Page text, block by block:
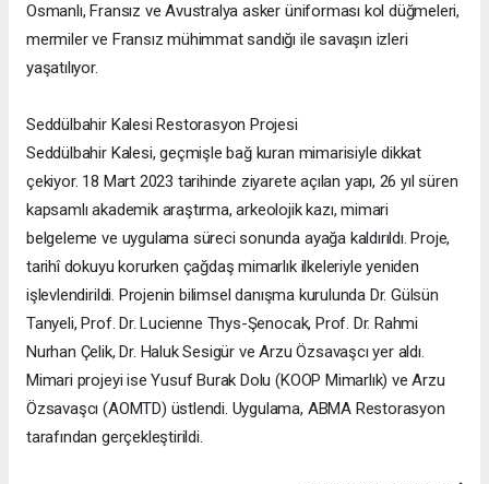
Osmanlı, Fransız ve Avustralya asker üniforması kol düğmeleri,
mermiler ve Fransız mühimmat sandığı ile savaşın izleri
yaşatılıyor.
Seddülbahir Kalesi Restorasyon Projesi
Seddülbahir Kalesi, geçmişle bağ kuran mimarisiyle dikkat
çekiyor. 18 Mart 2023 tarihinde ziyarete açılan yapı, 26 yıl süren
kapsamlı akademik araştırma, arkeolojik kazı, mimari
belgeleme ve uygulama süreci sonunda ayağa kaldırıldı. Proje,
tarihî dokuyu korurken çağdaş mimarlık ilkeleriyle yeniden
işlevlendirildi. Projenin bilimsel danışma kurulunda Dr. Gülsün
Tanyeli, Prof. Dr. Lucienne Thys-Şenocak, Prof. Dr. Rahmi
Nurhan Çelik, Dr. Haluk Sesigür ve Arzu Özsavaşcı yer aldı.
Mimari projeyi ise Yusuf Burak Dolu (KOOP Mimarlık) ve Arzu
Özsavaşcı (AOMTD) üstlendi. Uygulama, ABMA Restorasyon
tarafından gerçekleştirildi.